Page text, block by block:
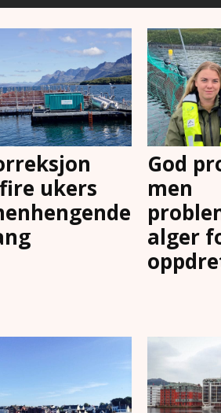
ukers
God
men
alger